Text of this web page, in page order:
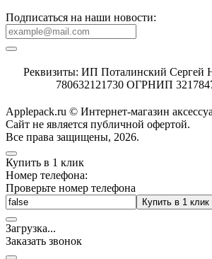
Подписаться на наши новости:
Реквизиты: ИП Поталинский Сергей
780632121730 ОГРНИП
Applepack.ru © Интернет-магазин
Cайт не является публичной офертой.
Все права защищены, 2026.
Купить в 1 клик
Номер телефона:
Проверьте номер телефона
Купить в 1 клик
Загрузка...
Заказать звонок